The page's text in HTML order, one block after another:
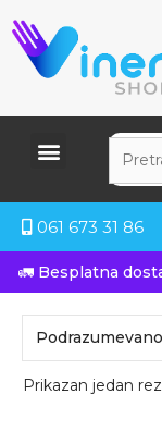
061 673 31 86
🚛 Besplatna
Prikazan jedan